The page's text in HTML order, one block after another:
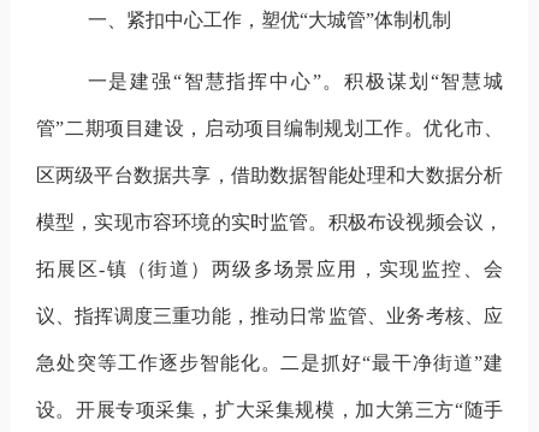
一、 紧扣中心工作， 塑优“大城管”体制机制
一是建强“智慧指挥中心”。积极谋划 “智慧城
管”二期项目建设，启动项目编制规划工作。优化市、
区两级平台数据共享，借助数据智能处理和大数据分析
模型，实现市容环境的实时监管。积极布设视频会议，
拓展 区-镇（街道）两级多场景应用，实现监控、会
议、指挥调度三重功能， 推动 日常监管、业务考核、应
急处突等工作逐步智能化。 二是抓好“最干净街道”建
设。开展专项采集，扩大采集规模，加大第三方“随手